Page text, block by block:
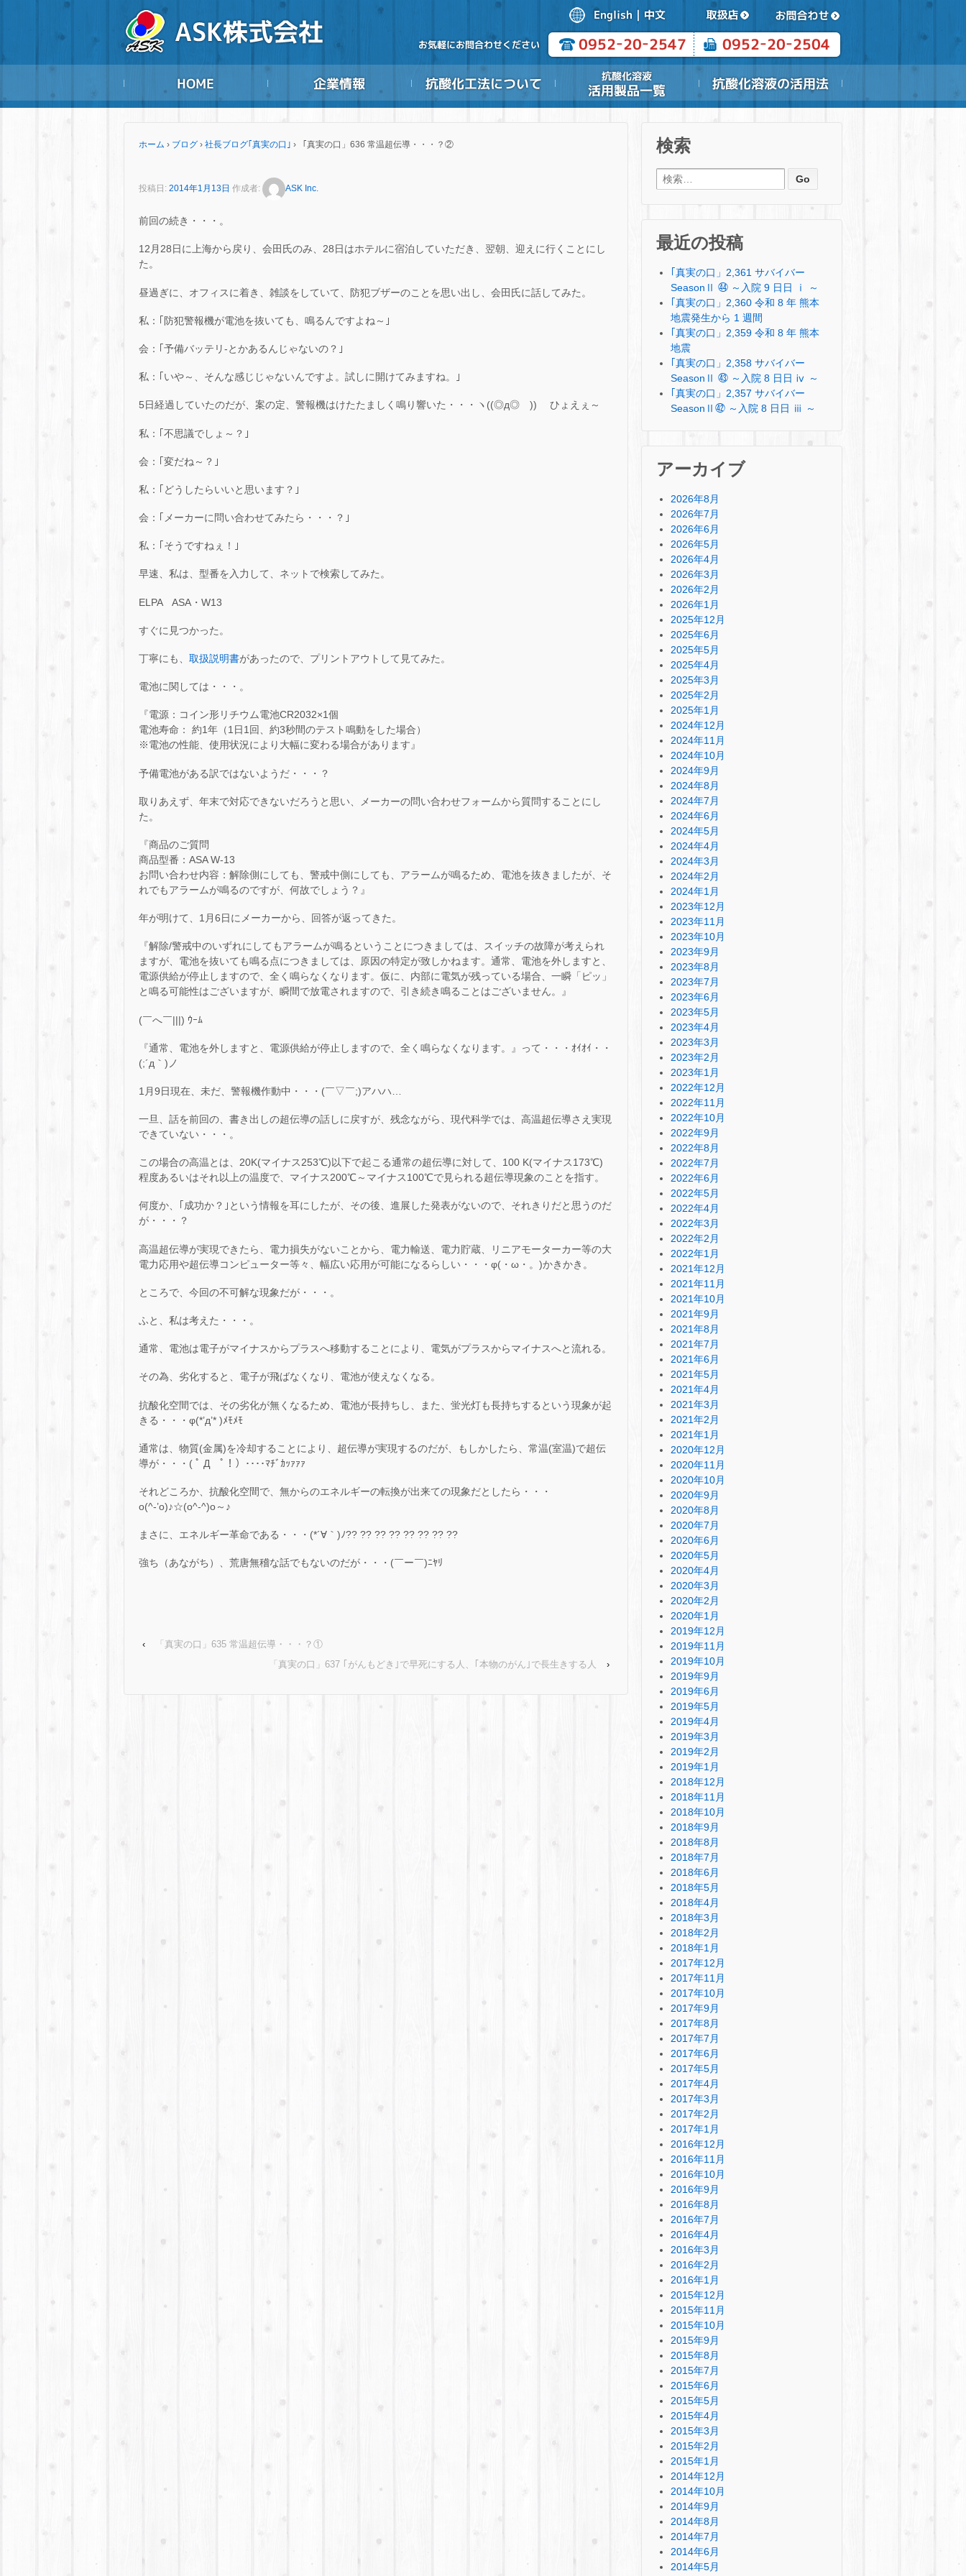
ホーム › ブログ › 社長ブログ｢真実の口｣ › 「真実の口」636 常温超伝導・・・？②
投稿日: 2014年1月13日 作成者: ASK Inc.
前回の続き・・・。
12月28日に上海から戻り、会田氏のみ、28日はホテルに宿泊していただき、翌朝、迎えに行くことにし
た。
昼過ぎに、オフィスに着き、雑談をしていて、防犯ブザーのことを思い出し、会田氏に話してみた。
私：｢防犯警報機が電池を抜いても、鳴るんですよね～｣
会：｢予備バッテリ-とかあるんじゃないの？｣
私：｢いや～、そんな感じじゃないんですよ。試しに開けてみますね。｣
5日経過していたのだが、案の定、警報機はけたたましく鳴り響いた・・・ヽ((◎д◎ ))ゝ ひょえぇ～
私：｢不思議でしょ～？｣
会：｢変だね～？｣
私：｢どうしたらいいと思います？｣
会：｢メーカーに問い合わせてみたら・・・？｣
私：｢そうですねぇ！｣
早速、私は、型番を入力して、ネットで検索してみた。
ELPA ASA・W13
すぐに見つかった。
丁寧にも、 取扱説明書があったので、プリントアウトして見てみた。
電池に関しては・・・。
『電源：コイン形リチウム電池CR2032×1個
電池寿命： 約1年（1日1回、約3秒間のテスト鳴動をした場合）
※電池の性能、使用状況により大幅に変わる場合があります』
予備電池がある訳ではないようだ・・・？
取りあえず、年末で対応できないだろうと思い、メーカーの問い合わせフォームから質問することにし
た。
『商品のご質問
商品型番：ASA W-13
お問い合わせ内容：解除側にしても、警戒中側にしても、アラームが鳴るため、電池を抜きましたが、そ
れでもアラームが鳴るのですが、何故でしょう？』
年が明けて、1月6日にメーカーから、回答が返ってきた。
『解除/警戒中のいずれにしてもアラームが鳴るということにつきましては、スイッチの故障が考えられ
ますが、電池を抜いても鳴る点につきましては、原因の特定が致しかねます。通常、電池を外しますと、
電源供給が停止しますので、全く鳴らなくなります。仮に、内部に電気が残っている場合、一瞬「ピッ」
と鳴る可能性はございますが、瞬間で放電されますので、引き続き鳴ることはございません。』
(￣へ￣|||) ｳｰﾑ
『通常、電池を外しますと、電源供給が停止しますので、全く鳴らなくなります。』って・・・ｵｲｵｲ・・
(;´д｀)ノ
1月9日現在、未だ、警報機作動中・・・(￣▽￣;)アハハ…
一旦、話を前回の、書き出しの超伝導の話しに戻すが、残念ながら、現代科学では、高温超伝導さえ実現
できていない・・・。
この場合の高温とは、20K(マイナス253℃)以下で起こる通常の超伝導に対して、100 K(マイナス173℃)
程度あるいはそれ以上の温度で、マイナス200℃～マイナス100℃で見られる超伝導現象のことを指す。
何度か、｢成功か？｣という情報を耳にしたが、その後、進展した発表がないので、それきりだと思うのだ
が・・・？
高温超伝導が実現できたら、電力損失がないことから、電力輸送、電力貯蔵、リニアモーターカー等の大
電力応用や超伝導コンピューター等々、幅広い応用が可能になるらしい・・・φ(・ω・。)かきかき。
ところで、今回の不可解な現象だが・・・。
ふと、私は考えた・・・。
通常、電池は電子がマイナスからプラスへ移動することにより、電気がプラスからマイナスへと流れる。
その為、劣化すると、電子が飛ばなくなり、電池が使えなくなる。
抗酸化空間では、その劣化が無くなるため、電池が長持ちし、また、蛍光灯も長持ちするという現象が起
きる・・・φ(*’д’* )ﾒﾓﾒﾓ
通常は、物質(金属)を冷却することにより、超伝導が実現するのだが、もしかしたら、常温(室温)で超伝
導が・・・( ﾟ Д ﾟ！）････ﾏﾁﾞｶｯｧｧｧ
それどころか、抗酸化空間で、無からのエネルギーの転換が出来ての現象だとしたら・・・
o(^-’o)♪☆(o^-^)o～♪
まさに、エネルギー革命である・・・(*´∀｀)ﾉ?? ?? ?? ?? ?? ?? ?? ??
強ち（あながち）、荒唐無稽な話でもないのだが・・・(￣ー￣)ﾆﾔﾘ
‹
「真実の口」635 常温超伝導・・・？①
「真実の口」637 ｢がんもどき｣で早死にする人、｢本物のがん｣で長生きする人
›
検索
検索:
最近の投稿
｢真実の口」2,361 サバイバー
SeasonⅡ ㊹ ～入院 9 日日 ⅰ ～
｢真実の口」2,360 令和 8 年 熊本
地震発生から 1 週間
｢真実の口」2,359 令和 8 年 熊本
地震
｢真実の口」2,358 サバイバー
SeasonⅡ ㊸ ～入院 8 日日 ⅳ ～
｢真実の口」2,357 サバイバー
SeasonⅡ㊷ ～入院 8 日日 ⅲ ～
アーカイブ
2026年8月
2026年7月
2026年6月
2026年5月
2026年4月
2026年3月
2026年2月
2026年1月
2025年12月
2025年6月
2025年5月
2025年4月
2025年3月
2025年2月
2025年1月
2024年12月
2024年11月
2024年10月
2024年9月
2024年8月
2024年7月
2024年6月
2024年5月
2024年4月
2024年3月
2024年2月
2024年1月
2023年12月
2023年11月
2023年10月
2023年9月
2023年8月
2023年7月
2023年6月
2023年5月
2023年4月
2023年3月
2023年2月
2023年1月
2022年12月
2022年11月
2022年10月
2022年9月
2022年8月
2022年7月
2022年6月
2022年5月
2022年4月
2022年3月
2022年2月
2022年1月
2021年12月
2021年11月
2021年10月
2021年9月
2021年8月
2021年7月
2021年6月
2021年5月
2021年4月
2021年3月
2021年2月
2021年1月
2020年12月
2020年11月
2020年10月
2020年9月
2020年8月
2020年7月
2020年6月
2020年5月
2020年4月
2020年3月
2020年2月
2020年1月
2019年12月
2019年11月
2019年10月
2019年9月
2019年6月
2019年5月
2019年4月
2019年3月
2019年2月
2019年1月
2018年12月
2018年11月
2018年10月
2018年9月
2018年8月
2018年7月
2018年6月
2018年5月
2018年4月
2018年3月
2018年2月
2018年1月
2017年12月
2017年11月
2017年10月
2017年9月
2017年8月
2017年7月
2017年6月
2017年5月
2017年4月
2017年3月
2017年2月
2017年1月
2016年12月
2016年11月
2016年10月
2016年9月
2016年8月
2016年7月
2016年4月
2016年3月
2016年2月
2016年1月
2015年12月
2015年11月
2015年10月
2015年9月
2015年8月
2015年7月
2015年6月
2015年5月
2015年4月
2015年3月
2015年2月
2015年1月
2014年12月
2014年10月
2014年9月
2014年8月
2014年7月
2014年6月
2014年5月